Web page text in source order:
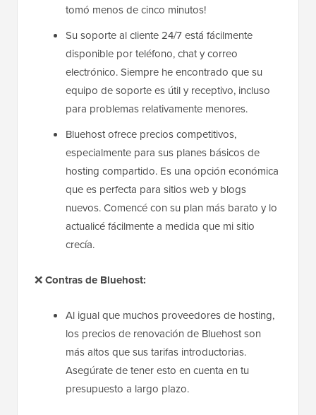
tomó menos de cinco minutos!
Su soporte al cliente 24/7 está fácilmente
disponible por teléfono, chat y correo
electrónico. Siempre he encontrado que su
equipo de soporte es útil y receptivo, incluso
para problemas relativamente menores.
Bluehost ofrece precios competitivos,
especialmente para sus planes básicos de
hosting compartido. Es una opción económica
que es perfecta para sitios web y blogs
nuevos. Comencé con su plan más barato y lo
actualicé fácilmente a medida que mi sitio
crecía.
❌Contras de Bluehost:
Al igual que muchos proveedores de hosting,
los precios de renovación de Bluehost son
más altos que sus tarifas introductorias.
Asegúrate de tener esto en cuenta en tu
presupuesto a largo plazo.